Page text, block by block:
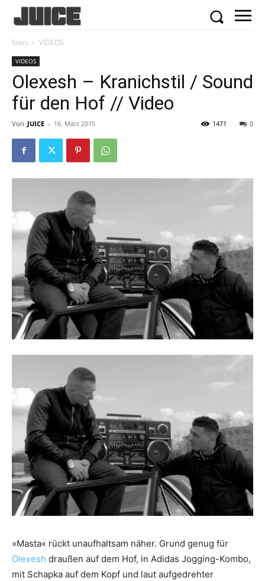
Start VIDEOS
VIDEOS
Olexesh – Kranichstil / Sound
für den Hof // Video
Von JUICE - 16. März 2015 0
1471
»Masta« rückt unaufhaltsam näher. Grund genug für
Olexesh draußen auf dem Hof, in Adidas Jogging-Kombo,
mit Schapka auf dem Kopf und laut aufgedrehter